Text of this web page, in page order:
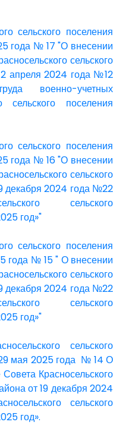
сельского поселения
года № 17 "О внесении
сельского
апреля 2024 года №12
военно-учетных
сельского поселения
сельского поселения
года № 16 "О внесении
сельского
декабря 2024 года №22
сельского
год»"
сельского поселения
года № 15 " О внесении
сельского
декабря 2024 года №22
сельского
год»"
сельского
мая 2025 года № 14 О
Красносельского
от 19 декабря 2024
сельского
год».